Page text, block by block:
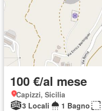
100 €/al mese
Capizzi, Sicilia
3 Locali
1 Bagno